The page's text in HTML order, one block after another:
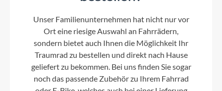
Scheinwerfer
MonkeyLink
Umwerfer
SHIMANO Altus FD-M370
Unser Familienunternehmen hat nicht nur vor
Ort eine riesige Auswahl an Fahrrädern,
sondern bietet auch Ihnen die Möglichkeit Ihr
Traumrad zu bestellen und direkt nach Hause
geliefert zu bekommen. Bei uns finden Sie sogar
noch das passende Zubehör zu Ihrem Fahrrad